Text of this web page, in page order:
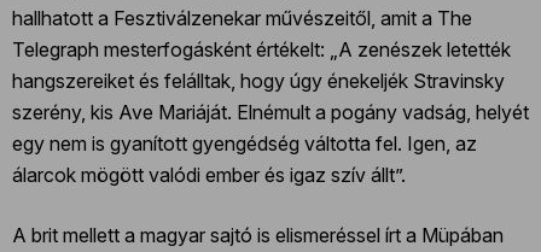
hallhatott a Fesztiválzenekar művészeitől, amit a The
Telegraph mesterfogásként értékelt: „A zenészek letették
hangszereiket és felálltak, hogy úgy énekeljék Stravinsky
szerény, kis Ave Mariáját. Elnémult a pogány vadság, helyét
egy nem is gyanított gyengédség váltotta fel. Igen, az
álarcok mögött valódi ember és igaz szív állt”.
A brit mellett a magyar sajtó is elismeréssel írt a Müpában